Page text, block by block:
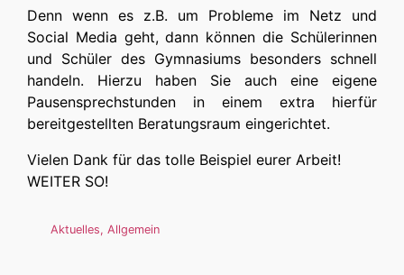
Denn wenn es z.B. um Probleme im Netz und
Social Media geht, dann können die Schülerinnen
und Schüler des Gymnasiums besonders schnell
handeln. Hierzu haben Sie auch eine eigene
Pausensprechstunden in einem extra hierfür
bereitgestellten Beratungsraum eingerichtet.
Vielen Dank für das tolle Beispiel eurer Arbeit!
WEITER SO!
Aktuelles, Allgemein